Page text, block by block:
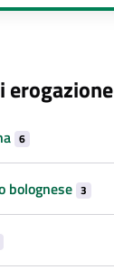
erogazione
6
bolognese 3